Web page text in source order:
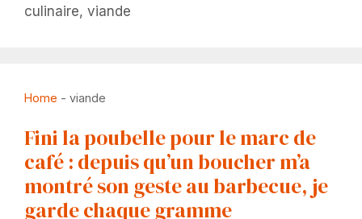
culinaire, viande
Home - viande
Fini la poubelle pour le marc de
café : depuis qu’un boucher m’a
montré son geste au barbecue, je
garde chaque gramme